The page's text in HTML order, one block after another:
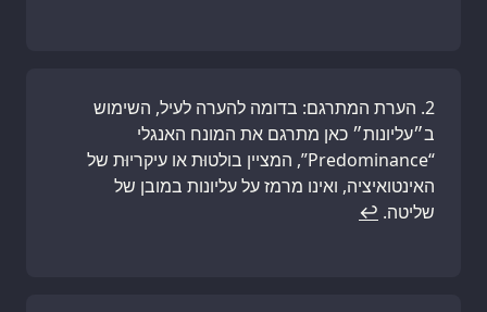
הערת המתרגם: בדומה להערה לעיל, השימוש
ב״עליונות״ כאן מתרגם את המונח האנגלי
“Predominance”, המציין בולטוּת או עיקריוּת של
האינטואיציה, ואינו מרמז על עליונות במובן של
שליטה. ↩